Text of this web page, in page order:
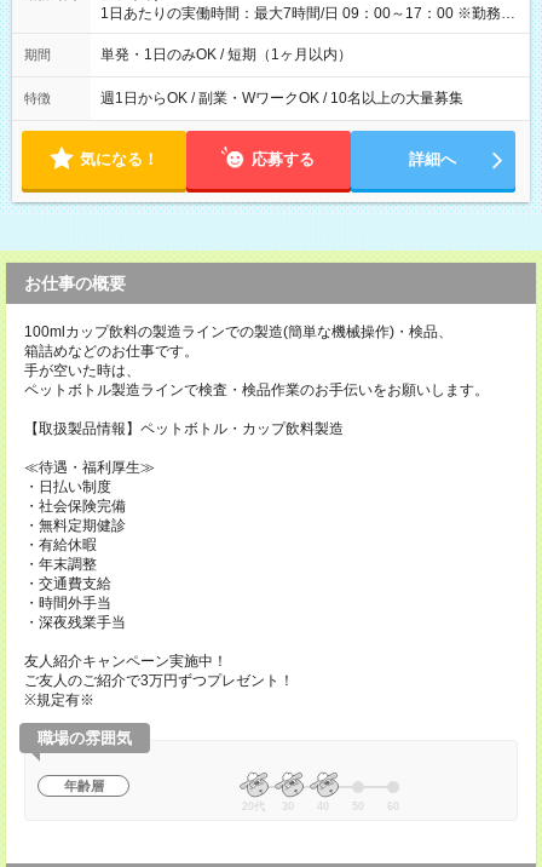
1日あたりの実働時間：最大7時間/日 09：00～17：00 ※勤務時
間は 試験により異なります。
期間 単発・1日のみOK / 短期（1ヶ月以内）
特徴 週1日からOK / 副業・WワークOK / 10名以上の大量募集
気になる！ 応募する 詳細へ
お仕事の概要
100mlカップ飲料の製造ラインでの製造(簡単な機械操作)・検品、
箱詰めなどのお仕事です。
手が空いた時は、
ペットボトル製造ラインで検査・検品作業のお手伝いをお願いします。
【取扱製品情報】ペットボトル・カップ飲料製造
≪待遇・福利厚生≫
・日払い制度
・社会保険完備
・無料定期健診
・有給休暇
・年末調整
・交通費支給
・時間外手当
・深夜残業手当
友人紹介キャンペーン実施中！
ご友人のご紹介で3万円ずつプレゼント！
※規定有※
職場の雰囲気
年齢層
20代 30 40 50 60